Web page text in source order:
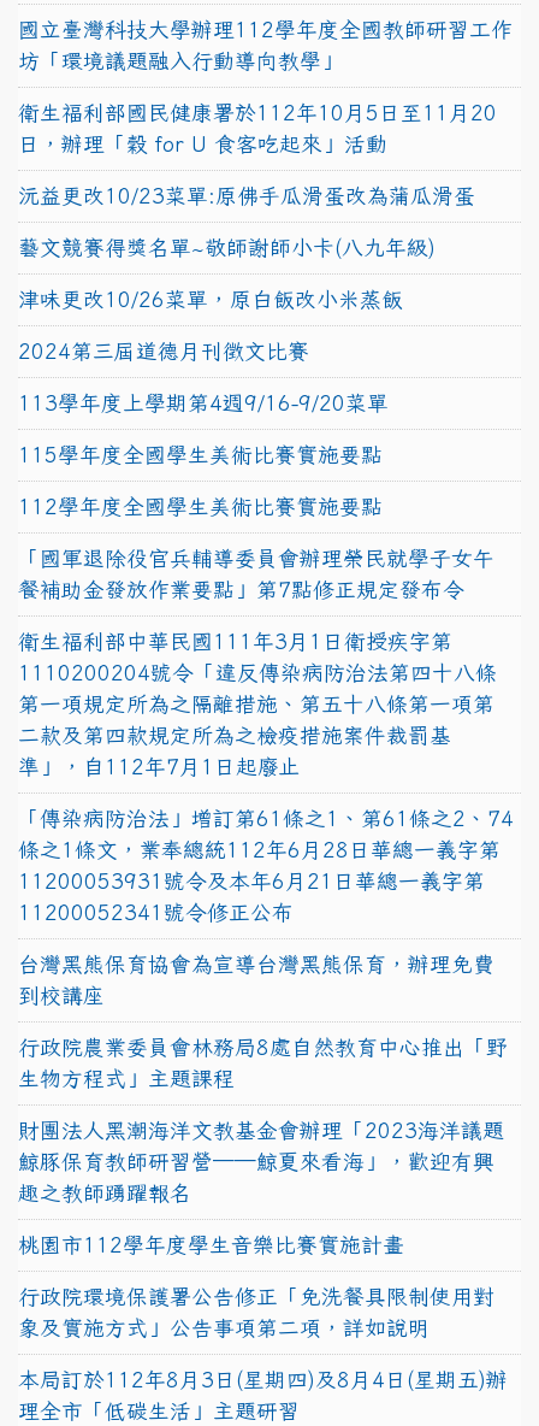
國立臺灣科技大學辦理112學年度全國教師研習工作
坊「環境議題融入行動導向教學」
衛生福利部國民健康署於112年10月5日至11月20
日，辦理「穀 for U 食客吃起來」活動
沅益更改10/23菜單:原佛手瓜滑蛋改為蒲瓜滑蛋
藝文競賽得獎名單~敬師謝師小卡(八九年級)
津味更改10/26菜單，原白飯改小米蒸飯
2024第三屆道德月刊徵文比賽
113學年度上學期第4週9/16-9/20菜單
115學年度全國學生美術比賽實施要點
112學年度全國學生美術比賽實施要點
「國軍退除役官兵輔導委員會辦理榮民就學子女午
餐補助金發放作業要點」第7點修正規定發布令
衛生福利部中華民國111年3月1日衛授疾字第
1110200204號令「違反傳染病防治法第四十八條
第一項規定所為之隔離措施、第五十八條第一項第
二款及第四款規定所為之檢疫措施案件裁罰基
準」，自112年7月1日起廢止
「傳染病防治法」增訂第61條之1、第61條之2、74
條之1條文，業奉總統112年6月28日華總一義字第
11200053931號令及本年6月21日華總一義字第
11200052341號令修正公布
台灣黑熊保育協會為宣導台灣黑熊保育，辦理免費
到校講座
行政院農業委員會林務局8處自然教育中心推出「野
生物方程式」主題課程
財團法人黑潮海洋文教基金會辦理「2023海洋議題
鯨豚保育教師研習營──鯨夏來看海」，歡迎有興
趣之教師踴躍報名
桃園市112學年度學生音樂比賽實施計畫
行政院環境保護署公告修正「免洗餐具限制使用對
象及實施方式」公告事項第二項，詳如說明
本局訂於112年8月3日(星期四)及8月4日(星期五)辦
理全市「低碳生活」主題研習